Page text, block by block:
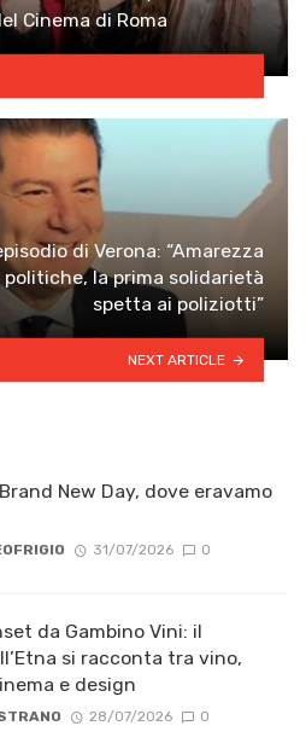
Cinema di Roma
di Verona: “Amarezza
la prima solidarietà
spetta ai poliziotti”
NEXT ARTICLE
New Day, dove eravamo
31/07/2026 0
da Gambino Vini: il
si racconta tra vino,
e design
28/07/2026 0